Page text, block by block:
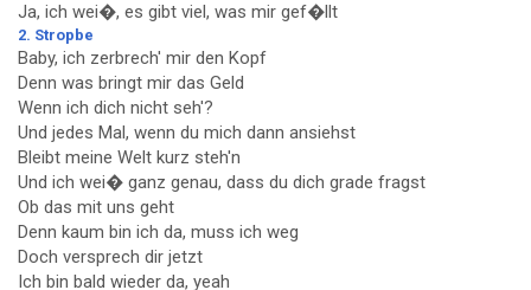
Ja, ich wei�, es gibt viel, was mir gef�llt
2. Stropbe
Baby, ich zerbrech' mir den Kopf
Denn was bringt mir das Geld
Wenn ich dich nicht seh'?
Und jedes Mal, wenn du mich dann ansiehst
Bleibt meine Welt kurz steh'n
Und ich wei� ganz genau, dass du dich grade fragst
Ob das mit uns geht
Denn kaum bin ich da, muss ich weg
Doch versprech dir jetzt
Ich bin bald wieder da, yeah